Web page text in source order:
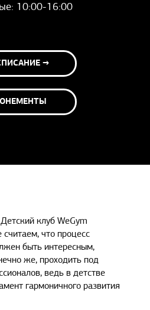
10:00-16:00
→
клуб WeGym
что процесс
быть интересным,
же, проходить под
ведь в детстве
гармоничного развития